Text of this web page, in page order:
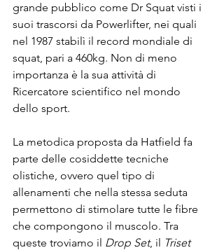
grande pubblico come Dr Squat visti i
suoi trascorsi da Powerlifter, nei quali
nel 1987 stabilì il record mondiale di
squat, pari a 460kg. Non di meno
importanza è la sua attività di
Ricercatore scientifico nel mondo
dello sport.
La metodica proposta da Hatfield fa
parte delle cosiddette tecniche
olistiche, ovvero quel tipo di
allenamenti che nella stessa seduta
permettono di stimolare tutte le fibre
che compongono il muscolo. Tra
queste troviamo il Drop Set, il Triset